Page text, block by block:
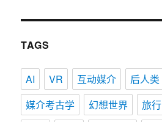
TAGS
AI VR 互动媒介 后人类
媒介考古学
幻想世界 旅行